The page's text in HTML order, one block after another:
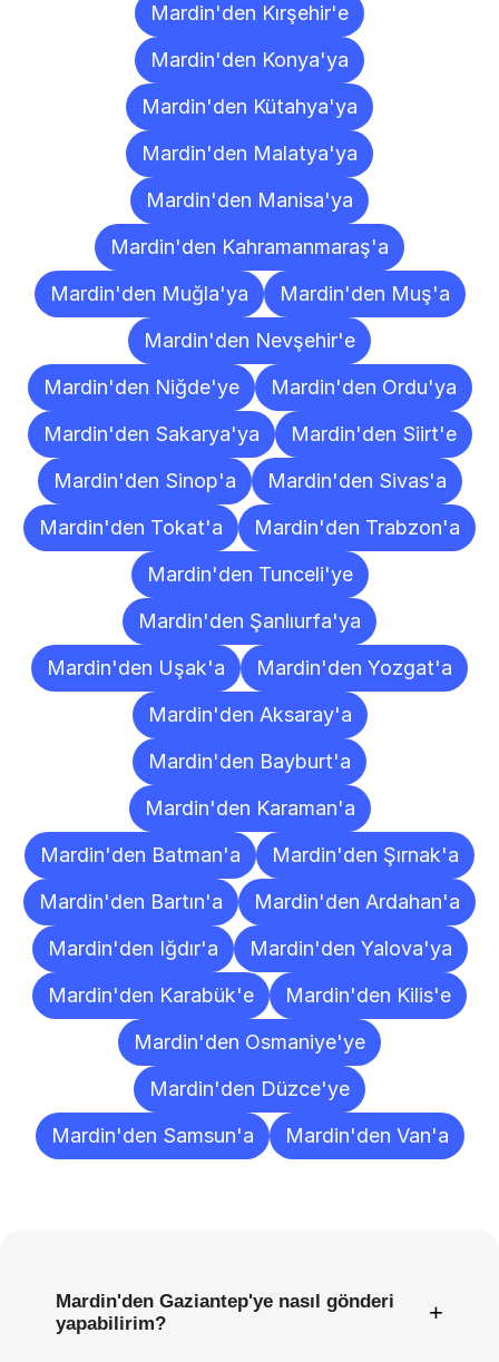
Mardin'den Kırşehir'e
Mardin'den Konya'ya
Mardin'den Kütahya'ya
Mardin'den Malatya'ya
Mardin'den Manisa'ya
Mardin'den Kahramanmaraş'a
Mardin'den Muğla'ya
Mardin'den Muş'a
Mardin'den Nevşehir'e
Mardin'den Niğde'ye
Mardin'den Ordu'ya
Mardin'den Sakarya'ya
Mardin'den Siirt'e
Mardin'den Sinop'a
Mardin'den Sivas'a
Mardin'den Tokat'a
Mardin'den Trabzon'a
Mardin'den Tunceli'ye
Mardin'den Şanlıurfa'ya
Mardin'den Uşak'a
Mardin'den Yozgat'a
Mardin'den Aksaray'a
Mardin'den Bayburt'a
Mardin'den Karaman'a
Mardin'den Batman'a
Mardin'den Şırnak'a
Mardin'den Bartın'a
Mardin'den Ardahan'a
Mardin'den Iğdır'a
Mardin'den Yalova'ya
Mardin'den Karabük'e
Mardin'den Kilis'e
Mardin'den Osmaniye'ye
Mardin'den Düzce'ye
Mardin'den Samsun'a
Mardin'den Van'a
Mardin'den Gaziantep'ye nasıl gönderi
yapabilirim?
+